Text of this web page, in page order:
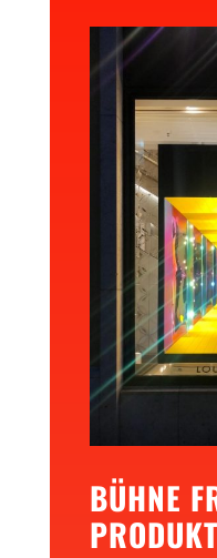
BÜHNE
PRODUKT